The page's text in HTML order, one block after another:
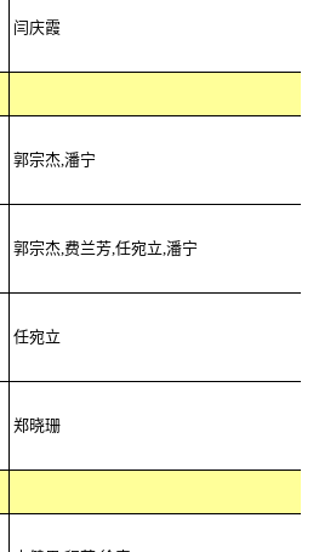
闫庆霞
郭宗杰,潘宁
郭宗杰,费兰芳,任宛立,潘宁
任宛立
郑晓珊